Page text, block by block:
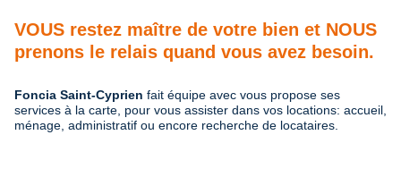
VOUS restez maître de votre bien et NOUS
prenons le relais quand vous avez besoin.
Foncia Saint-Cyprien fait équipe avec vous propose ses
services à la carte, pour vous assister dans vos locations: accueil,
ménage, administratif ou encore recherche de locataires.